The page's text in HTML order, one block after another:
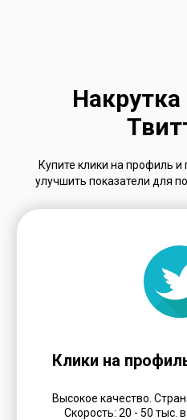
Купите клики на профиль и
улучшить показатели для
Клики на
Высокое качество.
Скорость: 20 - 50 тыс.